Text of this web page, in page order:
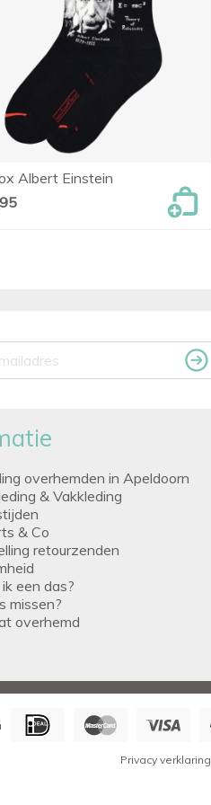
 Snel bekijken
Albert Einstein
overhemden in Apeldoorn
& Vakkleding
& Co
retourzenden
een das?
missen?
overhemd
Privacy verklaring